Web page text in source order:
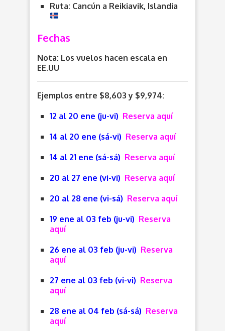
Ruta: Cancún a Reikiavik, Islandia
Fechas
Nota: Los vuelos hacen escala en
EE.UU
Ejemplos entre $8,603 y $9,974:
12 al 20 ene (ju-vi) Reserva aquí
14 al 20 ene (sá-vi) Reserva aquí
14 al 21 ene (sá-sá) Reserva aquí
20 al 27 ene (vi-vi) Reserva aquí
20 al 28 ene (vi-sá) Reserva aquí
19 ene al 03 feb (ju-vi) Reserva
aquí
26 ene al 03 feb (ju-vi) Reserva
aquí
27 ene al 03 feb (vi-vi) Reserva
aquí
28 ene al 04 feb (sá-sá) Reserva
aquí